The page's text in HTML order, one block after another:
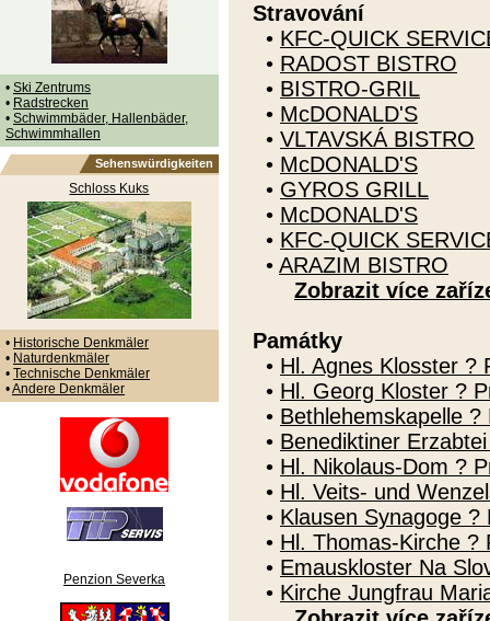
• Ski Zentrums
• Radstrecken
• Schwimmbäder, Hallenbäder,
Schwimmhallen
Sehenswürdigkeiten
Schloss Kuks
• Historische Denkmäler
• Naturdenkmäler
• Technische Denkmäler
•Andere Denkmäler
Penzion Severka
Stravování
• KFC-QUICK
• RADOST BISTRO
• BISTRO-GRIL
• McDONALD'S
• VLTAVSKÁ BISTRO
• McDONALD'S
• GYROS GRILL
• McDONALD'S
• KFC-QUICK
• ARAZIM BISTRO
Zobrazit více
Památky
• Hl. Agnes Klosster ?
• Hl. Georg Kloster ?
• Bethlehemskapelle
• Benediktiner
• Hl. Nikolaus-Dom ?
• Hl. Veits- und
• Klausen Synagoge ?
• Hl. Thomas-Kirche ?
• Emauskloster Na
• Kirche Jungfrau